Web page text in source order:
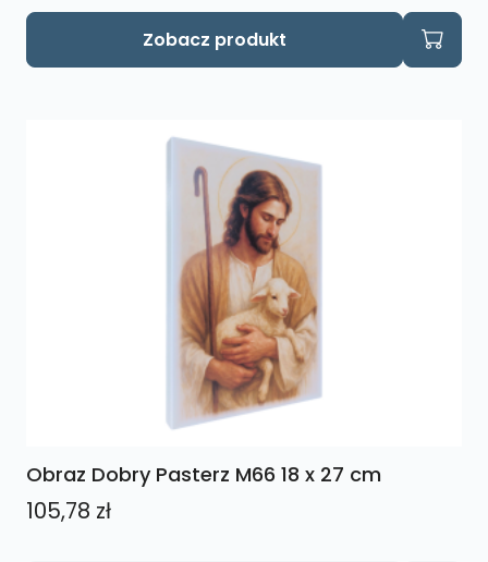
Zobacz produkt
Obraz Dobry Pasterz M66 18 x 27 cm
105,78 zł